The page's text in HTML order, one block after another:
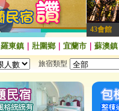
43會館
羅東鎮 壯圍鄉｜ 宜蘭市 蘇澳鎮
旅宿類型